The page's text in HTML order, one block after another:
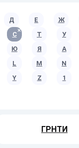
Д Е Ж
С Т У
Ю Я A
L M N
Y Z 1
ГРНТИ